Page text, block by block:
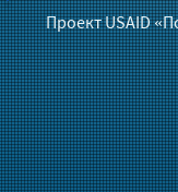
Проект USAID